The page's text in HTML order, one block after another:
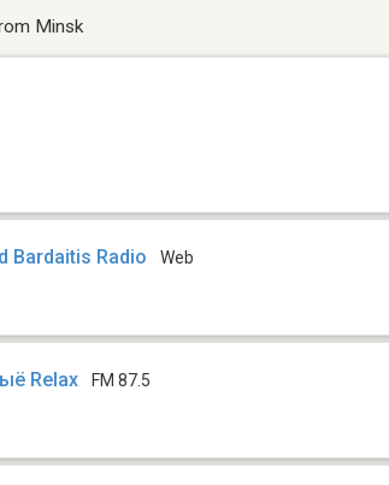
Minsk
Bardaitis Radio Web
Relax FM 87.5